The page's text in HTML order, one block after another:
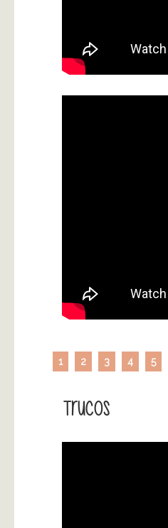
1 2 3 4 5
Trucos